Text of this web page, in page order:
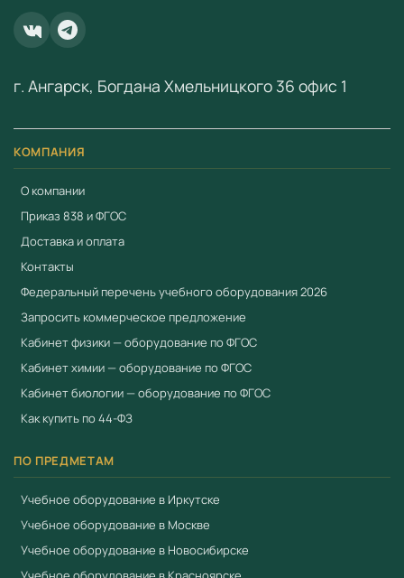
Соответствует ФГОС и Приказу № 838
Минпросвещения
Приоритет при госзакупках по 44-ФЗ для продукции
из реестра Минпромторга (ПП РФ № 719, ПП РФ №
616)
Сертификат соответствия ЕАЭС
Гарантия производителя
Работаем по 44-ФЗ и 223-ФЗ — полный пакет
документов для госзакупок
Купить Цифровая камера 0,3 Мп в Учебный
стандарт
Компания «Учебный стандарт» (ИНН 3801158281) —
официальный поставщик образовательного
оборудования с 2018 года. Поставляем оборудование,
включённое в реестр промышленной продукции
из реестра, сертификаты ЕАЭС. Предоставляем счета-
фактуры, товарные накладные и гарантийные талоны.
Работаем по 44-ФЗ и 223-ФЗ. Доставка по всей России
от 3 рабочих дней. Для расчёта коммерческого
КОМПАНИЯ
О компании
Приказ 838 и ФГОС
Доставка и оплата
Контакты
Федеральный перечень учебного оборудования 2026
Запросить коммерческое предложение
Кабинет физики — оборудование по ФГОС
Кабинет химии — оборудование по ФГОС
Кабинет биологии — оборудование по ФГОС
Как купить по 44-ФЗ
ПО ПРЕДМЕТАМ
Учебное оборудование в Иркутске
Учебное оборудование в Москве
Учебное оборудование в Новосибирске
г. Ангарск, Богдана Хмельницкого 36 офис 1